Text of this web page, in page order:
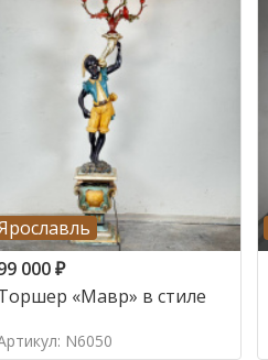
000₽
«Мавр» в стиле
N6050